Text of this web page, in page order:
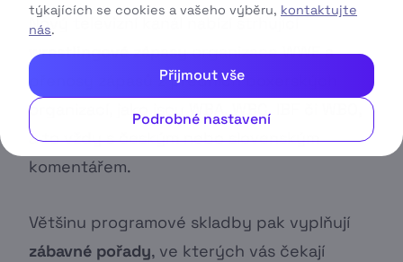
Nový televizní kanál nabízí strhující
wrestlingové zápasyorganizace WWE a
přenosy zápasů z předních boxerských
organizací, jako jsou WBA, WBC, IBF či WBO,
a to vždy s českým nebo slovenským
komentářem.
Většinu programové skladby pak vyplňují
zábavné pořady, ve kterých vás čekají
týkajících se cookies a vašeho výběru, kontaktujte
nás.
Přijmout vše
Podrobné nastavení